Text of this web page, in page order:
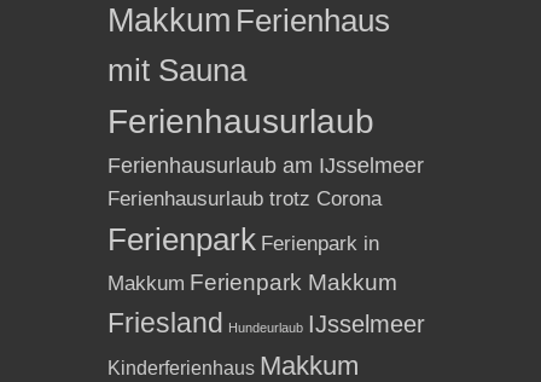
Makkum Ferienhaus
mit Sauna
Ferienhausurlaub
Ferienhausurlaub am IJsselmeer
Ferienhausurlaub trotz Corona
Ferienpark Ferienpark in
Makkum Ferienpark Makkum
Friesland Hundeurlaub IJsselmeer
Kinderferienhaus Makkum